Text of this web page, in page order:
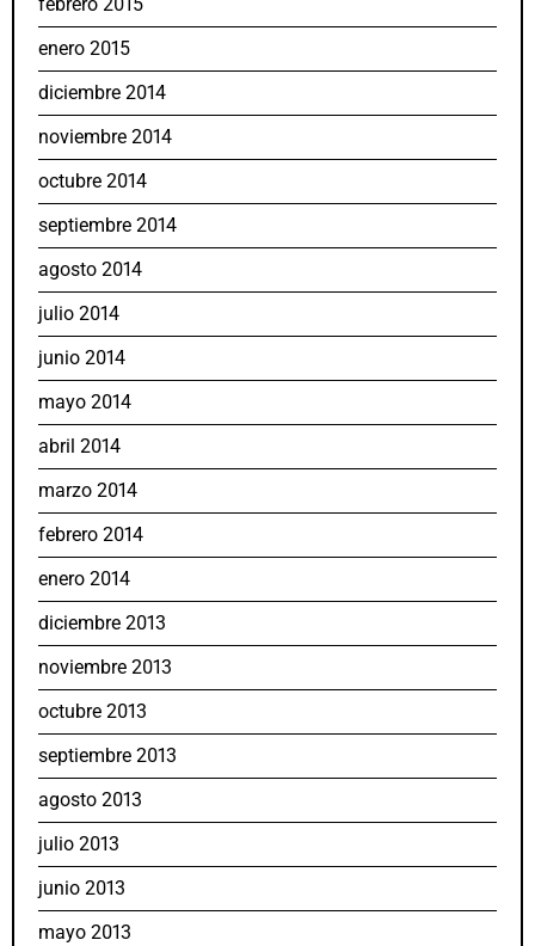
enero 2015
diciembre 2014
noviembre 2014
octubre 2014
septiembre 2014
agosto 2014
julio 2014
junio 2014
mayo 2014
abril 2014
marzo 2014
febrero 2014
enero 2014
diciembre 2013
noviembre 2013
octubre 2013
septiembre 2013
agosto 2013
julio 2013
junio 2013
mayo 2013